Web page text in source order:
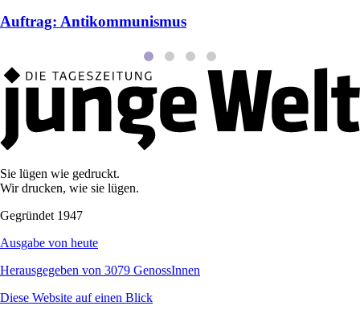
Auftrag: Antikommunismus
Sie lügen wie gedruckt.
Wir drucken, wie sie lügen.
Gegründet 1947
Ausgabe von heute
Herausgegeben von 3079 GenossInnen
Diese Website auf einen Blick